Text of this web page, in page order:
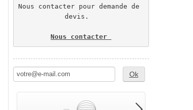
Nous contacter pour demande de
devis.
Nous contacter
Ok